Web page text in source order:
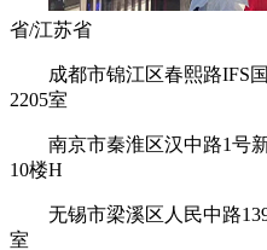
省/江苏省
成都市锦江区春熙路IFS
2205室
南京市秦淮区汉中路1号
10楼H
无锡市梁溪区人民中路
室